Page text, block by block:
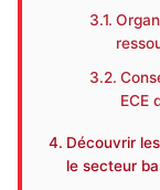
ECE
Découvrir
le secteur